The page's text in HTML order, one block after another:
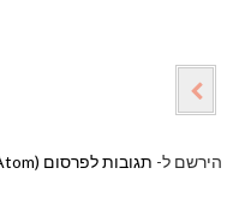
הירשם ל- תגובות לפרסום (Atom)